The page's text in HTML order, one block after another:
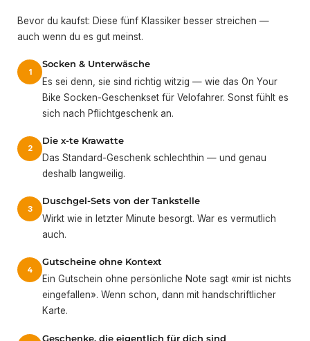
Bevor du kaufst: Diese fünf Klassiker besser streichen —
auch wenn du es gut meinst.
1
Socken & Unterwäsche
Es sei denn, sie sind richtig witzig — wie das On Your
Bike Socken-Geschenkset für Velofahrer. Sonst fühlt es
sich nach Pflichtgeschenk an.
2
Die x-te Krawatte
Das Standard-Geschenk schlechthin — und genau
deshalb langweilig.
3
Duschgel-Sets von der Tankstelle
Wirkt wie in letzter Minute besorgt. War es vermutlich
auch.
4
Gutscheine ohne Kontext
Ein Gutschein ohne persönliche Note sagt «mir ist nichts
eingefallen». Wenn schon, dann mit handschriftlicher
Karte.
Geschenke, die eigentlich für dich sind